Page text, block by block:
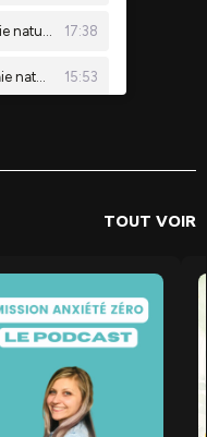
TOUT VOIR